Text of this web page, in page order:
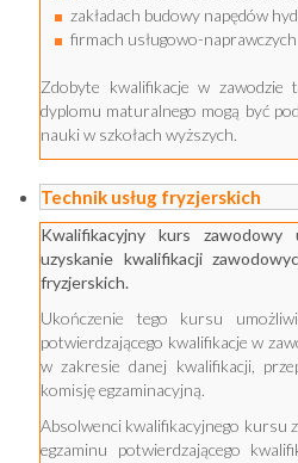
zakładach budowy napędów
firmach usługowo-naprawczych
Zdobyte kwalifikacje w zawodzie
dyplomu maturalnego mogą być
nauki w szkołach wyższych.
Technik usług fryzjerskich
Kwalifikacyjny kurs zawodowy
uzyskanie kwalifikacji
fryzjerskich.
Ukończenie tego kursu
potwierdzającego kwalifikacje w
w zakresie danej kwalifikacji,
komisję egzaminacyjną.
Absolwenci kwalifikacyjnego kursu
egzaminu potwierdzającego